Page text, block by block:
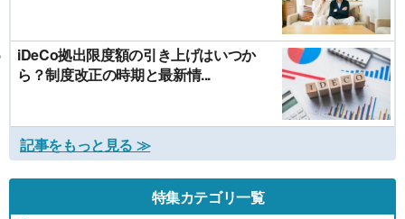
iDeCo拠出限度額の引き上げはいつか
ら？制度改正の時期と最新情...
記事をもっと見る ≫
特集カテゴリ一覧